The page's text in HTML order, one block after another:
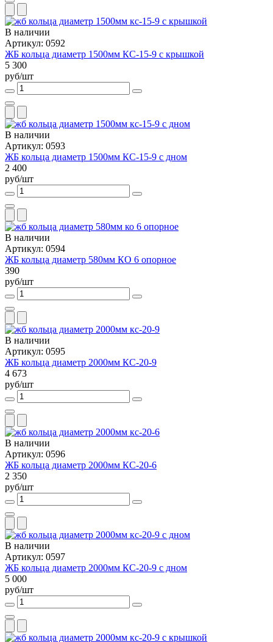
В наличии
Артикул: 0592
ЖБ кольца диаметр 1500мм КС-15-9 с крышкой
5 300
руб/шт
В наличии
Артикул: 0593
ЖБ кольца диаметр 1500мм КС-15-9 с дном
2 400
руб/шт
В наличии
Артикул: 0594
ЖБ кольца диаметр 580мм КО 6 опорное
390
руб/шт
В наличии
Артикул: 0595
ЖБ кольца диаметр 2000мм КС-20-9
4 673
руб/шт
В наличии
Артикул: 0596
ЖБ кольца диаметр 2000мм КС-20-6
2 350
руб/шт
В наличии
Артикул: 0597
ЖБ кольца диаметр 2000мм КС-20-9 с дном
5 000
руб/шт